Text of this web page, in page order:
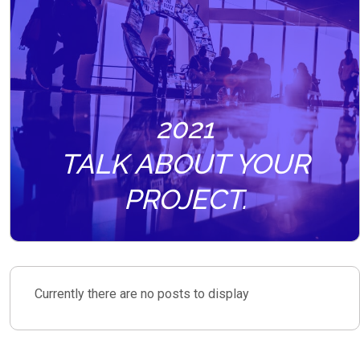
2021
TALK ABOUT YOUR
PROJECT.
Currently there are no posts to display